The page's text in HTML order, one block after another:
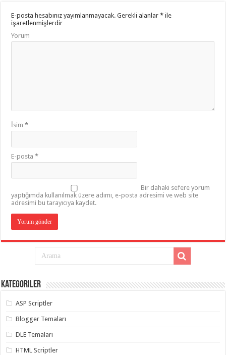
E-posta hesabınız yayımlanmayacak. Gerekli alanlar* ile
işaretlenmişlerdir
Yorum
İsim*
E-posta*
Bir dahaki sefere yorum
yaptığımda kullanılmak üzere adımı, e-posta adresimi ve web site
adresimi bu tarayıcıya kaydet.
Kategoriler
ASP Scriptler
Blogger Temaları
DLE Temaları
HTML Scriptler